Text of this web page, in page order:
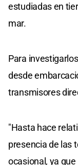
estudiadas en
mar.
Para
desde
transmisores
"Hasta hace
presencia de las
ocasional, ya